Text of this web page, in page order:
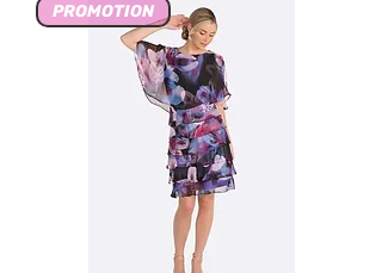
PROMOTION